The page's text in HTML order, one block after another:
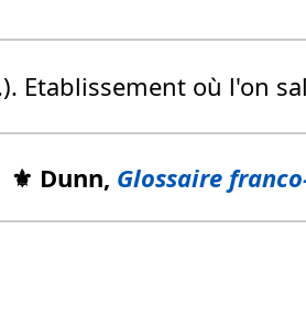
Etablissement où l'on
⚜️ Dunn, Glossaire